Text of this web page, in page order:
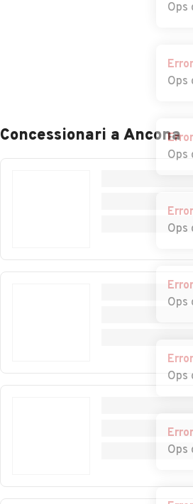
Concessionari a Ancona
Ops
Error
Ops
Error
Ops
Error
Ops
Error
Ops
Error
Ops
Error
Ops